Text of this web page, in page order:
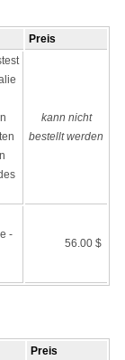
Preis
kann nicht
bestellt werden
-
56.00 $
Preis